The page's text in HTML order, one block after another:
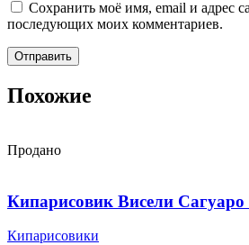
Сохранить моё имя, email и адрес
последующих моих комментариев.
Похожие
Продано
Кипарисовик Висели Сагуаро
Кипарисовики